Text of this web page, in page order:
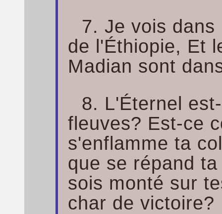
7. Je vois
de l'Éthiopie, Et
Madian sont
8. L'Éternel
fleuves? Est-ce
s'enflamme ta
que se répand
sois monté sur
char de victoire?